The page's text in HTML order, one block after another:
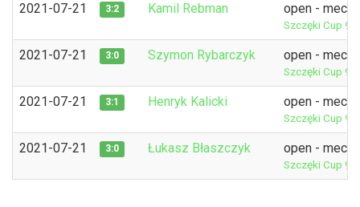
2021-07-21 3:2 Kamil Rebman open - mecz
Szczęki Cup
2021-07-21 3:0 Szymon Rybarczyk open - mecz
Szczęki Cup
2021-07-21 3:1 Henryk Kalicki open - mecz
Szczęki Cup
2021-07-21 3:0 Łukasz Błaszczyk open - mecz
Szczęki Cup